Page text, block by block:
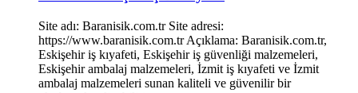
Site adı: Baranisik.com.tr Site adresi:
https://www.baranisik.com.tr Açıklama: Baranisik.com.tr,
Eskişehir iş kıyafeti, Eskişehir iş güvenliği malzemeleri,
Eskişehir ambalaj malzemeleri, İzmit iş kıyafeti ve İzmit
ambalaj malzemeleri sunan kaliteli ve güvenilir bir